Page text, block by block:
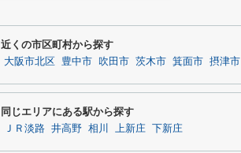
近くの市区町村から探す
大阪市北区 豊中市 吹田市 茨木市 箕面市 摂津市
同じエリアにある駅から探す
ＪＲ淡路 井高野 相川 上新庄 下新庄